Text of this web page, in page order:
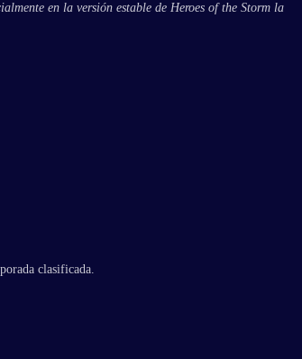
en la versión estable de Heroes of the Storm la
clasificada.